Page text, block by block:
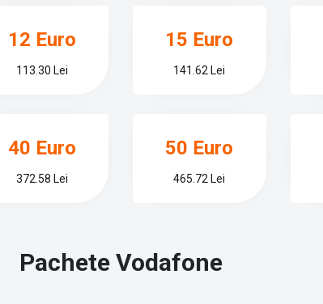
12 Euro
113.30 Lei
15 Euro
141.62 Lei
40 Euro
372.58 Lei
50 Euro
465.72 Lei
Pachete Vodafone